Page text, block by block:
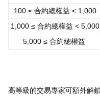
100 ≤ 合約總權益 < 1,000
1,000 ≤ 合約總權益 < 5,000
5,000 ≤ 合約總權益
高等級的交易專家可額外解